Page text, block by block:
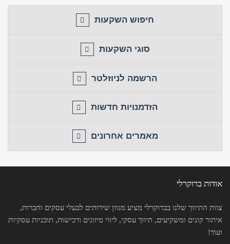
חיפוש השקעות
סוגי השקעות
הרשמה לניוזלטר
הזדמנויות חדשות
מאמרים אחרונים
אודות ברוקרלי
צוות התיווך שלנו בברוקרלי מציע מגוון שירותים לבעלי עסקים וחברות,
איתור קונים ומשקיעים, תיווך עסקי, ליווי מיזוגים ורכישות, תוכניות עסקיות
ועוד!